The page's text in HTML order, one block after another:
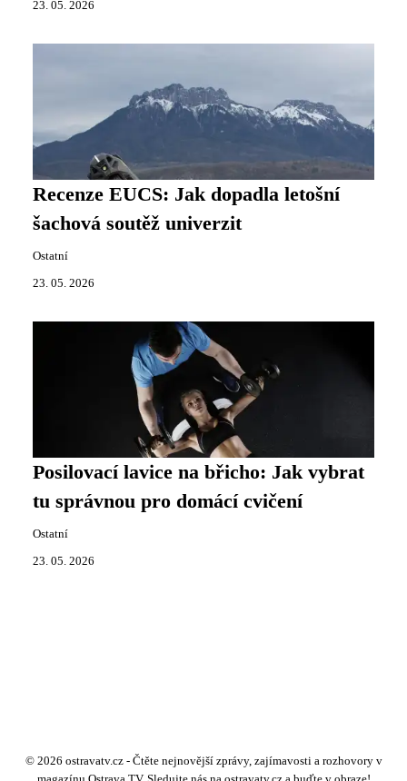
23. 05. 2026
Recenze EUCS: Jak dopadla letošní
šachová soutěž univerzit
Ostatní
23. 05. 2026
Posilovací lavice na břicho: Jak vybrat
tu správnou pro domácí cvičení
Ostatní
23. 05. 2026
© 2026 ostravatv.cz - Čtěte nejnovější zprávy, zajímavosti a rozhovory v